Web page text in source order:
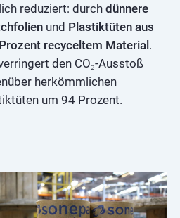
reduziert: durchdünnere
und Plastiktüten aus
recyceltem Material.
den CO₂-Ausstoß
herkömmlichen
um 94 Prozent.